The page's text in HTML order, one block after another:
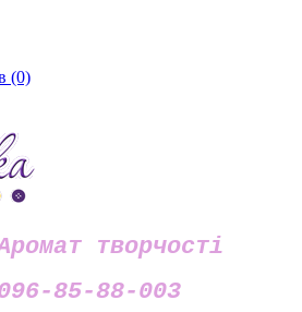
(0)
творчості
85-88-003